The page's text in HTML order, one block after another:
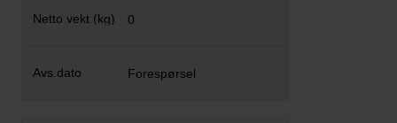
0
Forespørsel